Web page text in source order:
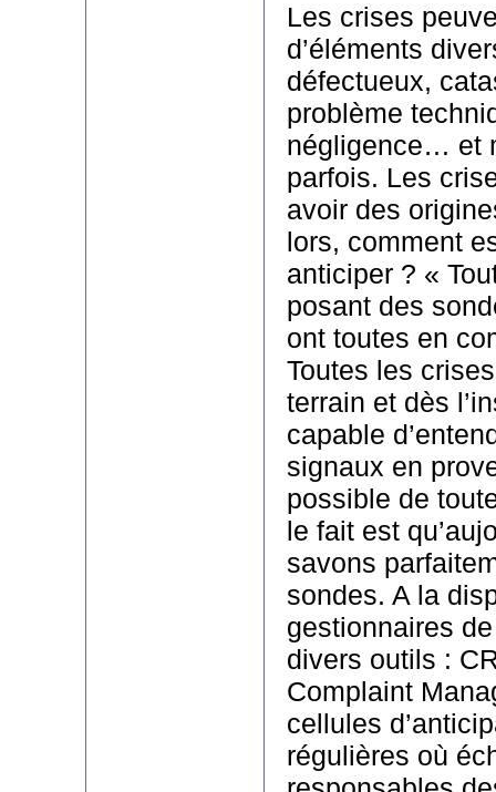
Les crises
d’éléments
défectueux,
problème
négligence… et
parfois. Les
avoir des
lors, comment
anticiper ? «
posant des
ont toutes en
Toutes les
terrain et dès
capable
signaux en
possible de
le fait est
savons
sondes. A la
gestionnaires
divers outils :
Complaint
cellules
régulières où